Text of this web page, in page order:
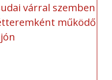
várral szemben
működő